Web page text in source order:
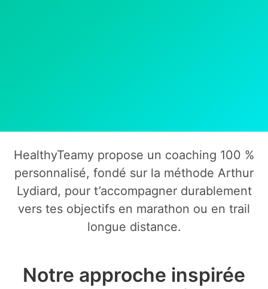
HealthyTeamy propose un coaching 100 %
personnalisé, fondé sur la méthode Arthur
Lydiard, pour t’accompagner durablement
vers tes objectifs en marathon ou en trail
longue distance.
Notre approche inspirée